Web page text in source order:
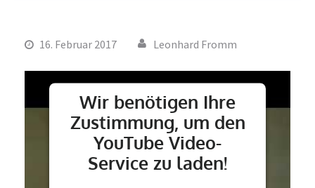
16. Februar 2017 Leonhard Fromm
Wir benötigen Ihre
Zustimmung, um den
YouTube Video-
Service zu laden!